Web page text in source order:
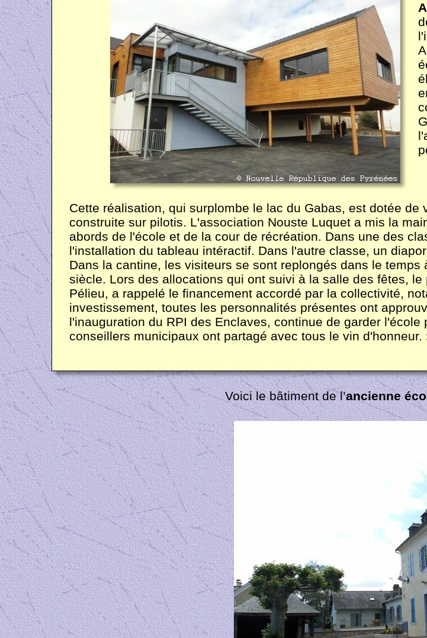
Voici le bâtiment de l’ancienne
Cette réalisation, qui surplombe le lac du Gabas, est dotée
construite sur pilotis. L'association Nouste Luquet a mis la
abords de l'école et de la cour de récréation. Dans une des
l'installation du tableau intéractif. Dans l'autre classe, un
Dans la cantine, les visiteurs se sont replongés dans le
siècle. Lors des allocations qui ont suivi à la salle des fêtes,
Pélieu, a rappelé le financement accordé par la collectivité,
investissement, toutes les personnalités présentes ont
l'inauguration du RPI des Enclaves, continue de garder
conseillers municipaux ont partagé avec tous le vin d'honneur.